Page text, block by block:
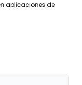
aplicaciones de